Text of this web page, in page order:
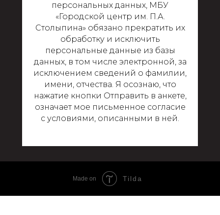
персональных данных, МБУ
«Городской центр им. П.А.
Столыпина» обязано прекратить их
обработку и исключить
персональные данные из базы
данных, в том числе электронной, за
исключением сведений о фамилии,
имени, отчества. Я осознаю, что
нажатие кнопки Отправить в анкете,
означает мое письменное согласие
с условиями, описанными в ней.
Made on Tilda